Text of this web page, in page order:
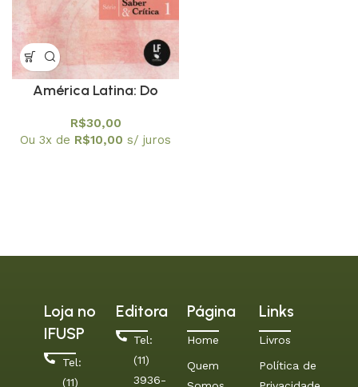
América Latina: Do
Imperalismo
R$30,00
Ou 3x de R$10,00 s/ juros
Loja no
IFUSP
Tel:
(11)
Editora
Tel:
(11)
3936-
Página
Home
Quem
Links
Livros
Política de